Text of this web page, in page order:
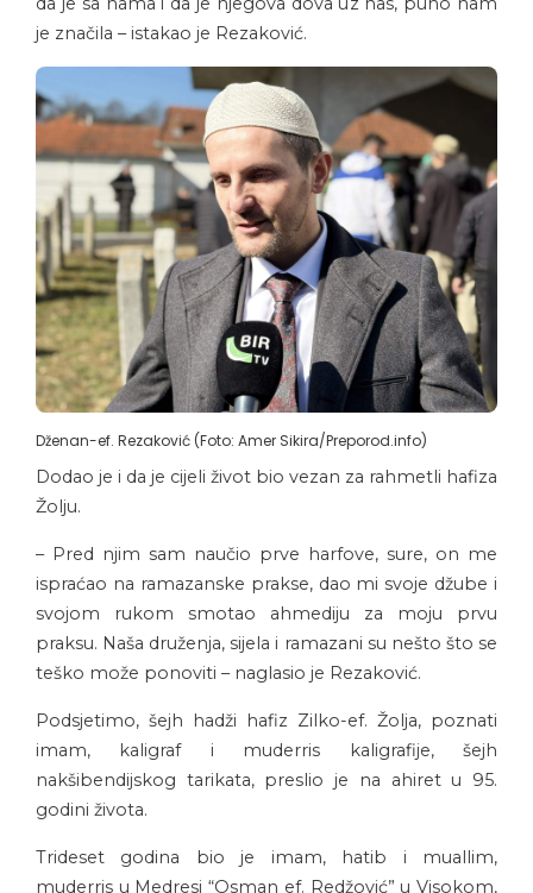
je značila – istakao je Rezaković.
Dženan-ef. Rezaković (Foto: Amer Sikira/Preporod.info)
Dodao je i da je cijeli život bio vezan za rahmetli hafiza
Žolju.
– Pred njim sam naučio prve harfove, sure, on me
ispraćao na ramazanske prakse, dao mi svoje džube i
svojom rukom smotao ahmediju za moju prvu
praksu. Naša druženja, sijela i ramazani su nešto što se
teško može ponoviti – naglasio je Rezaković.
Podsjetimo, šejh hadži hafiz Zilko-ef. Žolja, poznati
imam, kaligraf i muderris kaligrafije, šejh
nakšibendijskog tarikata, preslio je na ahiret u 95.
godini života.
Trideset godina bio je imam, hatib i muallim,
muderris u Medresi “Osman ef. Redžović” u Visokom,